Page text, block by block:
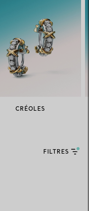
CRÉOLES
FILTRES